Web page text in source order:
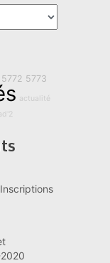
5772 5773
actualité